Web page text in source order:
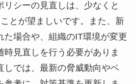
リシーの見直しは、少なくと
とが望ましいです。また、新
た場合や、組織のIT環境が変更
時見直しを行う必要がありま
しでは、最新の脅威動向やベ